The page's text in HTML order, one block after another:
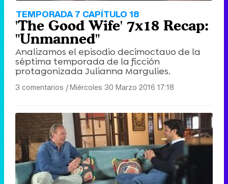
TEMPORADA 7 CAPÍTULO 18
'The Good Wife' 7x18 Recap:
"Unmanned"
Analizamos el episodio decimoctavo de la
séptima temporada de la ficción
protagonizada Julianna Margulies.
3 comentarios |Miércoles 30 Marzo 2016 17:18